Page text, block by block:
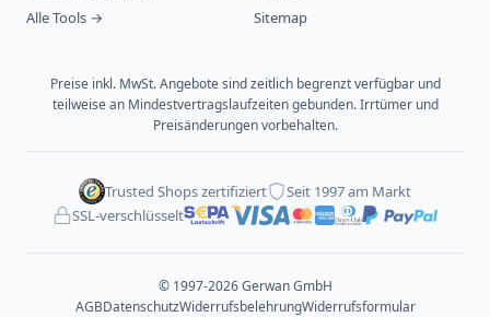
Alle Tools →
Sitemap
Preise inkl. MwSt. Angebote sind zeitlich begrenzt verfügbar und
teilweise an Mindestvertragslaufzeiten gebunden. Irrtümer und
Preisänderungen vorbehalten.
Trusted Shops zertifiziert
Seit 1997 am Markt
SSL-verschlüsselt
© 1997-2026 Gerwan GmbH
AGBDatenschutzWiderrufsbelehrungWiderrufsformular